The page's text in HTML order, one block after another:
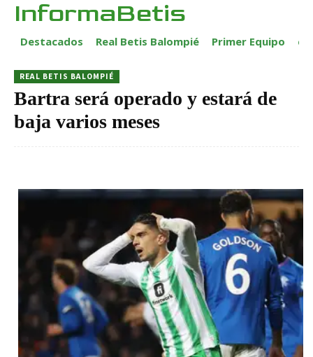
InformaBetis
Destacados Real Betis Balompié Primer Equipo
REAL BETIS BALOMPIÉ
Bartra será operado y estará de
baja varios meses